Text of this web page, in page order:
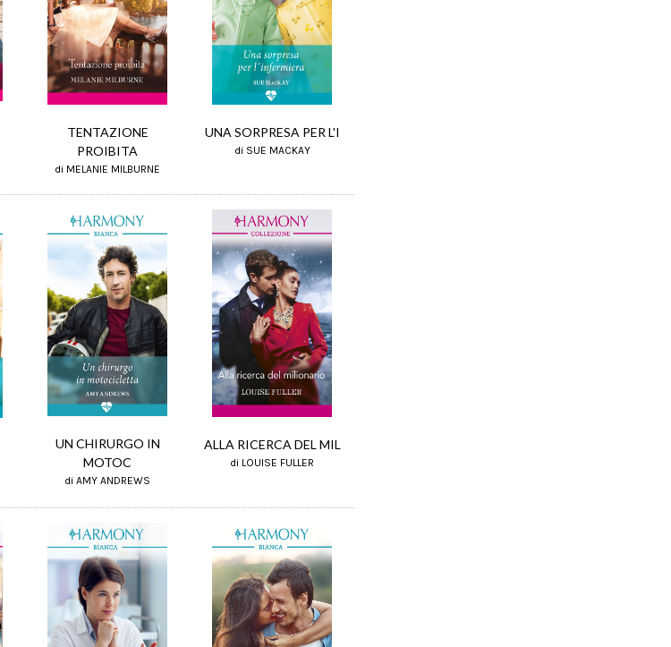
TENTAZIONE
PROIBITA
di MELANIE MILBURNE
UNA SORPRESA PER L'I
di SUE MACKAY
UN CHIRURGO IN
MOTOC
di AMY ANDREWS
ALLA RICERCA DEL MIL
di LOUISE FULLER